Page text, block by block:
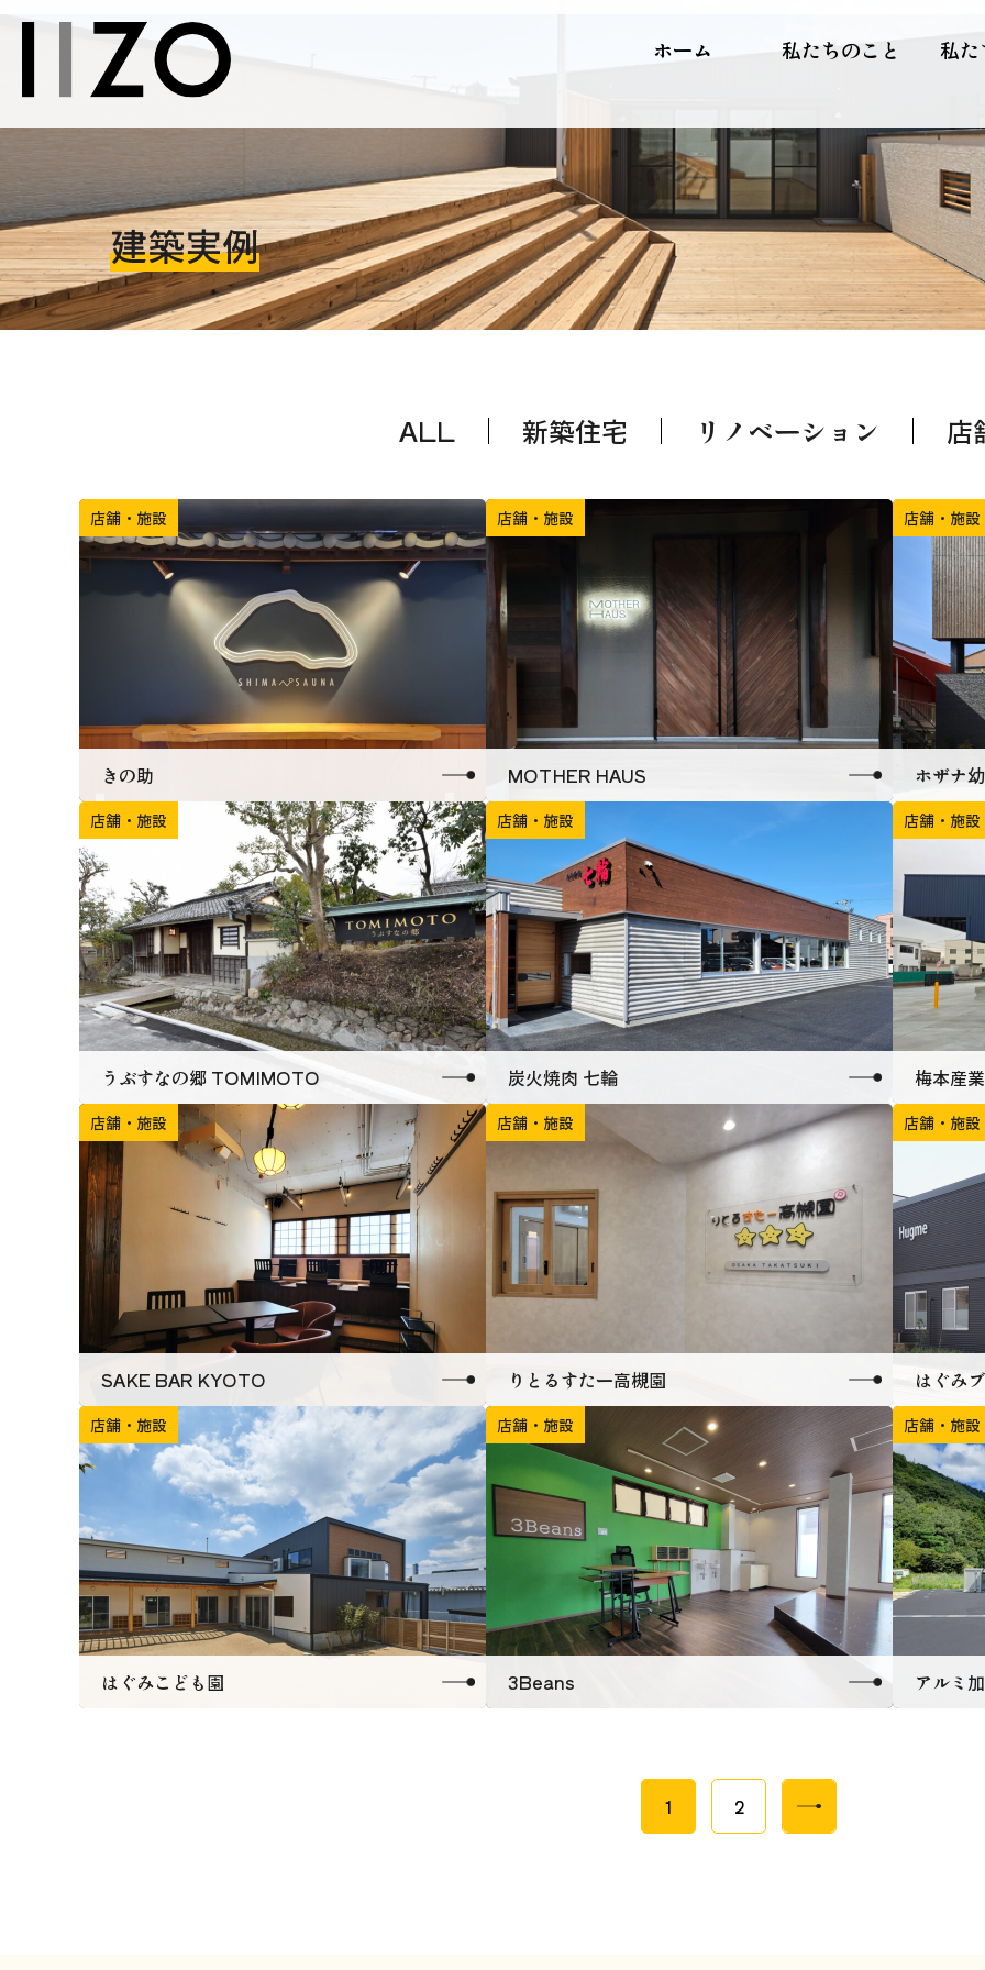
ホーム 私たちのこと 私
建築実例
ALL 新築住宅 リノベーション 店
店舗・施設
きの助
店舗・施設
MOTHER HAUS
店舗・施設
ホザナ
店舗・施設
うぶすなの郷 TOMIMOTO
店舗・施設
炭火焼肉 七輪
店舗・施設
梅本産
店舗・施設
SAKE BAR KYOTO
店舗・施設
りとるすたー高槻園
店舗・施設
はぐみ
店舗・施設
はぐみこども園
店舗・施設
3Beans
店舗・施設
アルミ
1 2